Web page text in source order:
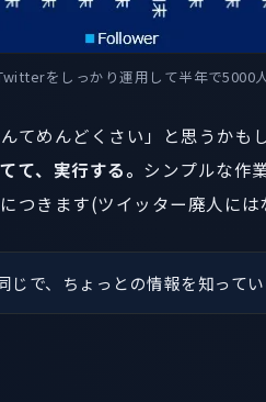
をしっかり運用して半年で5000
てめんどくさい」と思うかも
て、実行する。 シンプルな作
つきます(ツイッター廃人には
じで、ちょっとの情報を知って